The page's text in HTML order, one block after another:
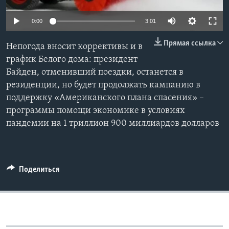
Learning English
СОЦИАЛЬНЫЕ СЕТИ
Языки
0:00 3:01
Прямая ссылка
Непогода вносит коррективы и в
график Белого дома: президент
Байден, отменивший поездки, останется в
резиденции, но будет продолжать кампанию в
поддержку «Американского плана спасения» –
программы помощи экономике в условиях
пандемии на 1 триллион 900 миллиардов долларов
Поделиться